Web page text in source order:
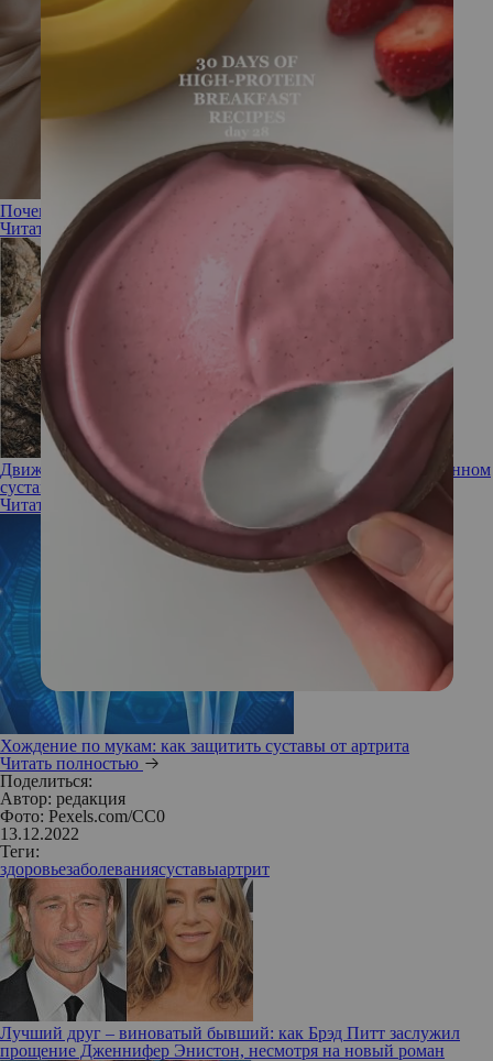
Почему болят суставы: диагностика и лечение
Читать полностью
Движение ограничено: почему возникают боли в тазобедренном
суставе и как их снять
Читать полностью
Хождение по мукам: как защитить суставы от артрита
Читать полностью
Поделиться:
Автор: редакция
Фото: Pexels.com/CC0
13.12.2022
Теги:
здоровьезаболеваниясуставыартрит
Лучший друг – виноватый бывший: как Брэд Питт заслужил
прощение Дженнифер Энистон, несмотря на новый роман